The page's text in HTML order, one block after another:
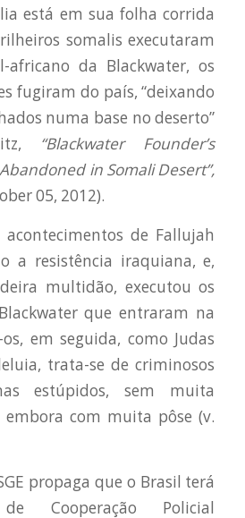
está em sua folha corrida
somalis executaram
da Blackwater, os
fugiram do país, “deixando
numa base no deserto”
“Blackwater Founder’s
in Somali Desert”,
05, 2012).
acontecimentos de Fallujah
a resistência iraquiana, e,
multidão, executou os
que entraram na
em seguida, como Judas
trata-se de criminosos
estúpidos, sem muita
embora com muita pôse (v.
propaga que o Brasil terá
Cooperação Policial